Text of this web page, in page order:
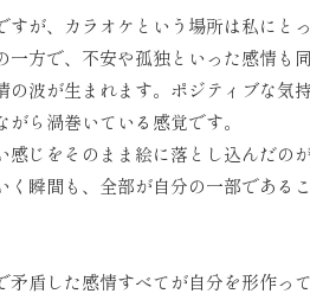
が、カラオケという場所は私にと
方で、不安や孤独といった感情も
波が生まれます。ポジティブな気
ら渦巻いている感覚です。
感じをそのまま絵に落とし込んだの
く瞬間も、全部が自分の一部である
矛盾した感情すべてが自分を形作っ